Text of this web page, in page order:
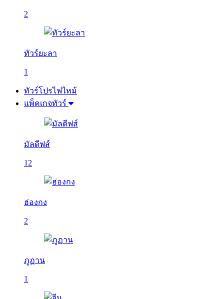
2
ทัวร์ยะลา
1
ทัวร์โปรไฟไหม้
แพ็คเกจทัวร์
มัลดีฟส์
12
ฮ่องกง
2
ภูฏาน
1